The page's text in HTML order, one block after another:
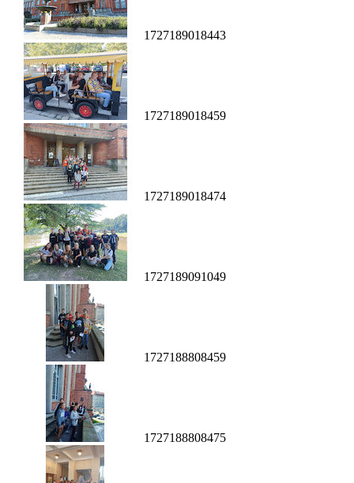
1727189018443
1727189018459
1727189018474
1727189091049
1727188808459
1727188808475